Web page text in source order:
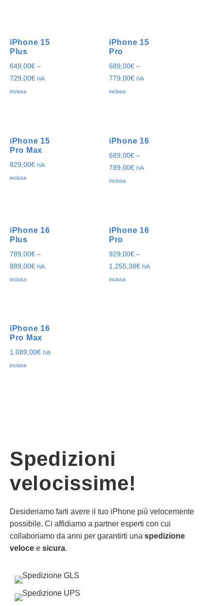
iPhone 15
Plus
649,00€ –
729,00€ IVA
inclusa
iPhone 15
Pro
689,00€ –
779,00€ IVA
inclusa
iPhone 15
Pro Max
829,00€ IVA
inclusa
iPhone 16
689,00€ –
789,00€ IVA
inclusa
iPhone 16
Plus
789,00€ –
889,00€ IVA
inclusa
iPhone 16
Pro
929,00€ –
1.255,38€ IVA
inclusa
iPhone 16
Pro Max
1.089,00€ IVA
inclusa
Spedizioni
velocissime!
Desideriamo farti avere il tuo iPhone più velocemente
possibile. Ci affidiamo a partner esperti con cui
collaboriamo da anni per garantirti una spedizione
veloce e sicura.